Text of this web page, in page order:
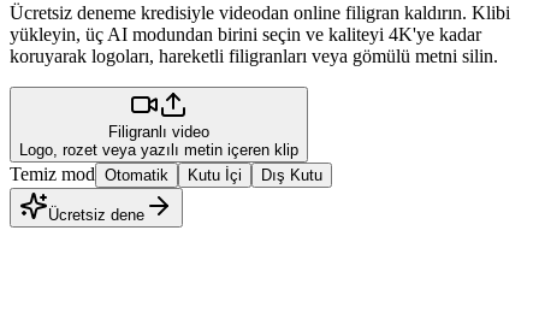
Ücretsiz deneme kredisiyle videodan online filigran kaldırın. Klibi
yükleyin, üç AI modundan birini seçin ve kaliteyi 4K'ye kadar
koruyarak logoları, hareketli filigranları veya gömülü metni silin.
Filigranlı video
Logo, rozet veya yazılı metin içeren klip
Temiz mod Otomatik Kutu İçi Dış Kutu
Ücretsiz dene